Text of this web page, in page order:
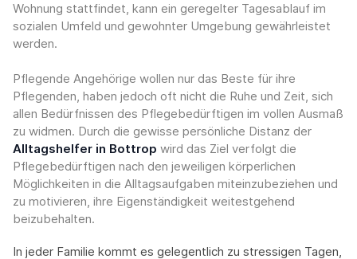
Wohnung stattfindet, kann ein geregelter Tagesablauf im
sozialen Umfeld und gewohnter Umgebung gewährleistet
werden.
Pflegende Angehörige wollen nur das Beste für ihre
Pflegenden, haben jedoch oft nicht die Ruhe und Zeit, sich
allen Bedürfnissen des Pflegebedürftigen im vollen Ausmaß
zu widmen. Durch die gewisse persönliche Distanz der
Alltagshelfer in Bottrop wird das Ziel verfolgt die
Pflegebedürftigen nach den jeweiligen körperlichen
Möglichkeiten in die Alltagsaufgaben miteinzubeziehen und
zu motivieren, ihre Eigenständigkeit weitestgehend
beizubehalten.
In jeder Familie kommt es gelegentlich zu stressigen Tagen,